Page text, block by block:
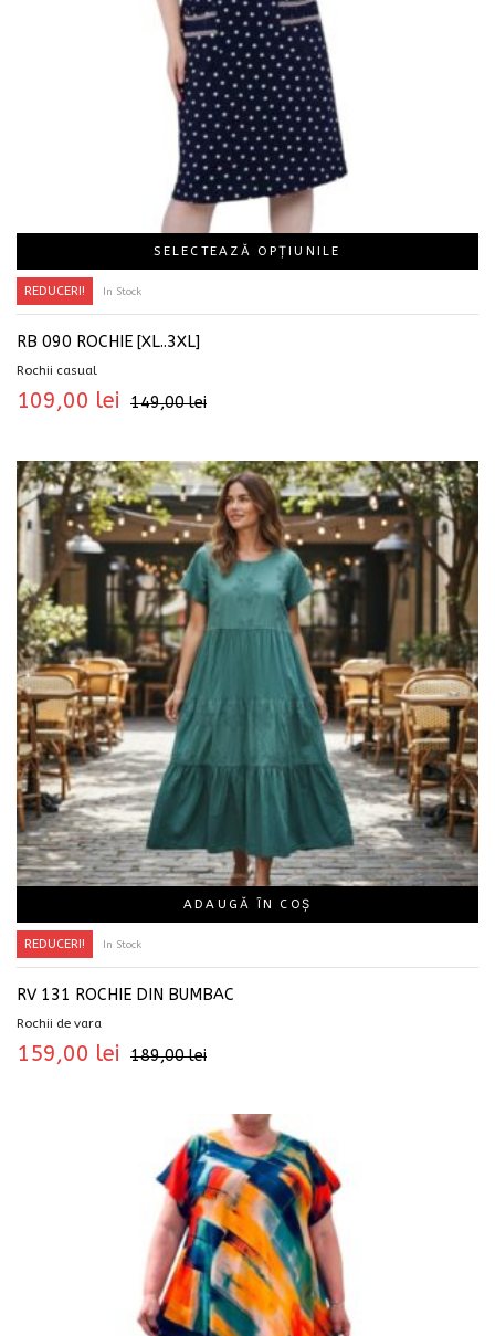
SELECTEAZĂ OPȚIUNILE
REDUCERI! In Stock
RB 090 ROCHIE [XL..3XL]
Rochii casual
149,00lei
109,00 lei
ADAUGĂ ÎN COȘ
REDUCERI! In Stock
RV 131 ROCHIE DIN BUMBAC
Rochii de vara
189,00lei
159,00 lei